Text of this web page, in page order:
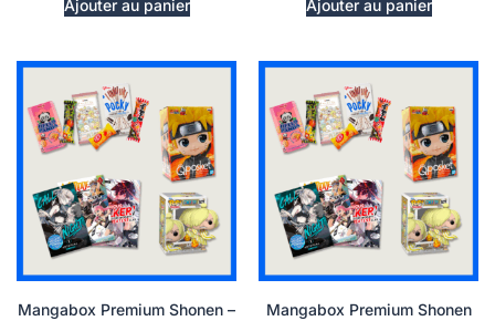
Ajouter au panier Ajouter au panier
Mangabox Premium Shonen –
Mangabox Premium Shonen